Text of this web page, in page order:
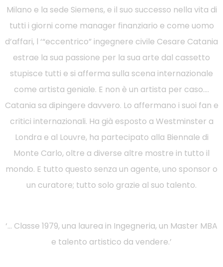
Milano e la sede Siemens, e il suo successo nella vita di
tutti i giorni come manager finanziario e come uomo
d’affari, l ‘“eccentrico” ingegnere civile Cesare Catania
estrae la sua passione per la sua arte dal cassetto
stupisce tutti e si afferma sulla scena internazionale
come artista geniale. E non è un artista per caso….
Catania sa dipingere davvero. Lo affermano i suoi fan e
critici internazionali. Ha già esposto a Westminster a
Londra e al Louvre, ha partecipato alla Biennale di
Monte Carlo, oltre a diverse altre mostre in tutto il
mondo. E tutto questo senza un agente, uno sponsor o
un curatore; tutto solo grazie al suo talento.
‘… Classe 1979, una laurea in Ingegneria, un Master MBA
e talento artistico da vendere.’